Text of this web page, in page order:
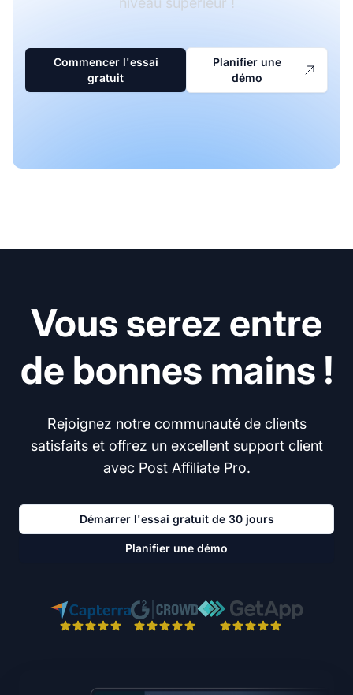
Commencer l'essai
gratuit
Planifier une
démo
Vous serez entre
de bonnes mains !
Rejoignez notre communauté de clients
satisfaits et offrez un excellent support client
avec Post Affiliate Pro.
Démarrer l'essai gratuit de 30 jours
Planifier une démo